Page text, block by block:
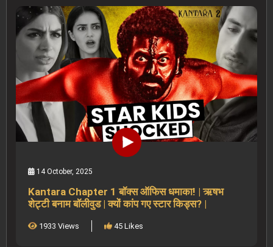
14 October, 2025
Kantara Chapter 1 बॉक्स ऑफिस धमाका! | ऋषभ
शेट्टी बनाम बॉलीवुड | क्यों कांप गए स्टार किड्स? |
1933 Views 45 Likes